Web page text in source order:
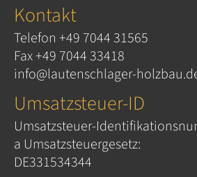
Kontakt
Telefon +49 7044 31565
Fax +49 7044 33418
info@lautenschlager-
Umsatzsteuer-ID
Umsatzsteuer-
a Umsatzsteuergesetz:
DE331534344